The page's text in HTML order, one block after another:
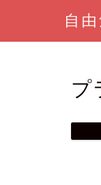
自
プ